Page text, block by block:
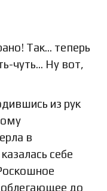
Так… теперь
чуть… Ну вот,
из рук
в
себе
облегающее до